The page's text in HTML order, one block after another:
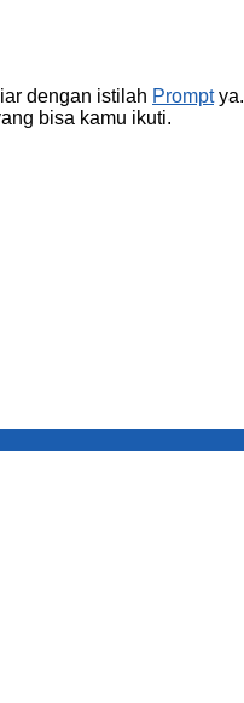
dengan istilah Promptya.
bisa kamu ikuti.